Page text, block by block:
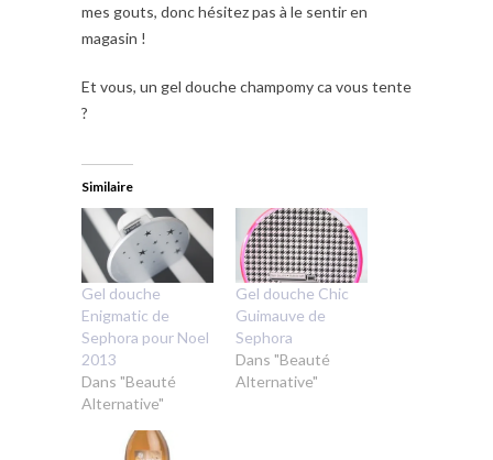
mes gouts, donc hésitez pas à le sentir en
magasin !
Et vous, un gel douche champomy ca vous tente
?
Similaire
Gel douche
Enigmatic de
Sephora pour Noel
2013
Dans "Beauté
Alternative"
Gel douche Chic
Guimauve de
Sephora
Dans "Beauté
Alternative"